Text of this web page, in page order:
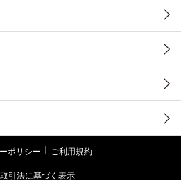
ポリシー
ご利用規約